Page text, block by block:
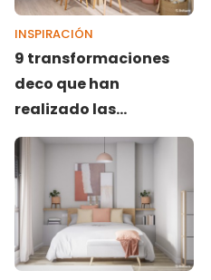
INSPIRACIÓN
9 transformaciones
deco que han
realizado las
interioristas de
Livitum